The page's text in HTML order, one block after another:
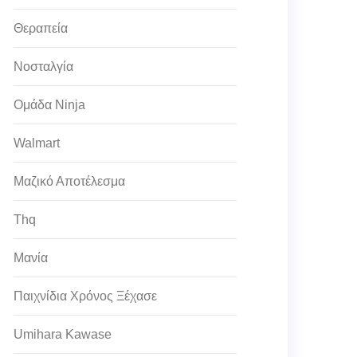
Θεραπεία
Νοσταλγία
Ομάδα Ninja
Walmart
Μαζικό Αποτέλεσμα
Thq
Μανία
Παιχνίδια Χρόνος Ξέχασε
Umihara Kawase